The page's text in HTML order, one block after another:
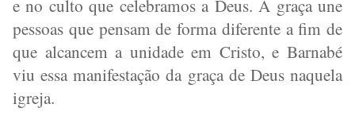
e no culto que celebramos a Deus. A graça une
pessoas que pensam de forma diferente a fim de
que alcancem a unidade em Cristo, e Barnabé
viu essa manifestação da graça de Deus naquela
igreja.